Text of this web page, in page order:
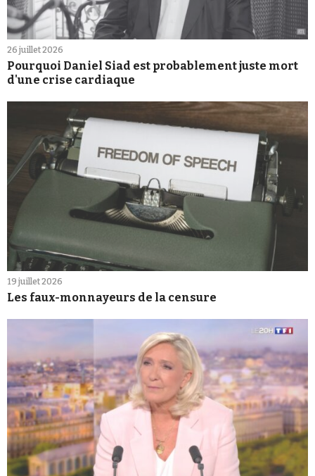
26 juillet 2026
Pourquoi Daniel Siad est probablement juste mort
d'une crise cardiaque
19 juillet 2026
Les faux-monnayeurs de la censure